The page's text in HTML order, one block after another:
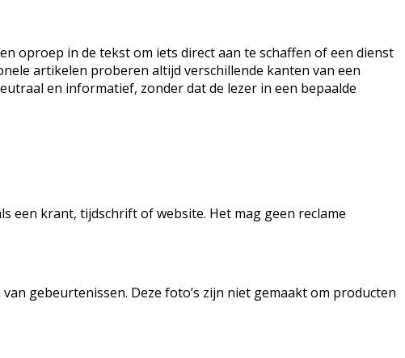
oproep in de tekst om iets direct aan te schaffen of een dienst
artikelen proberen altijd verschillende kanten van een
en informatief, zonder dat de lezer in een bepaalde
een krant, tijdschrift of website. Het mag geen reclame
gebeurtenissen. Deze foto’s zijn niet gemaakt om producten